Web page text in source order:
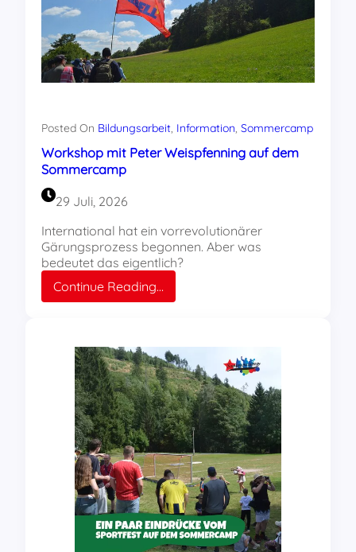
Posted On Bildungsarbeit Information Sommercamp
Workshop mit Peter Weispfenning auf dem
Sommercamp
29 Juli, 2026
International hat ein vorrevolutionärer
Gärungsprozess begonnen. Aber was
bedeutet das eigentlich?
Continue Reading…
Workshop
Weispfenning
auf
dem
Sommercamp